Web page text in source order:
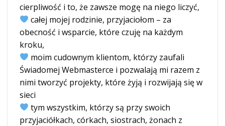
cierpliwość i to, że zawsze mogę na niego liczyć,
całej mojej rodzinie, przyjaciołom – za
obecność i wsparcie, które czuję na każdym
kroku,
moim cudownym klientom, którzy zaufali
Świadomej Webmasterce i pozwalają mi razem z
nimi tworzyć projekty, które żyją i rozwijają się w
sieci
tym wszystkim, którzy są przy swoich
przyjaciółkach, córkach, siostrach, żonach z